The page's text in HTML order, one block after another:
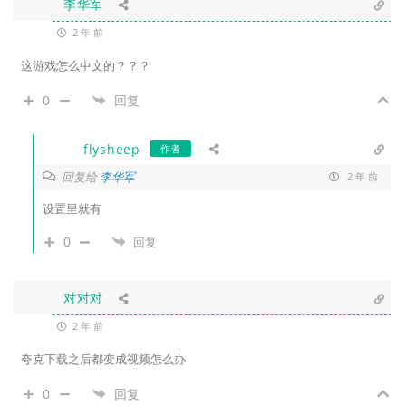
李华军
2 年 前
这游戏怎么中文的？？？
0 回复
flysheep 作者
回复给李华军 2 年 前
设置里就有
0 回复
对对对
2 年 前
夸克下载之后都变成视频怎么办
0 回复